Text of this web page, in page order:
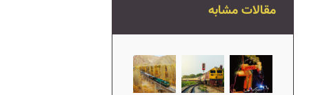
مقالات مشابه